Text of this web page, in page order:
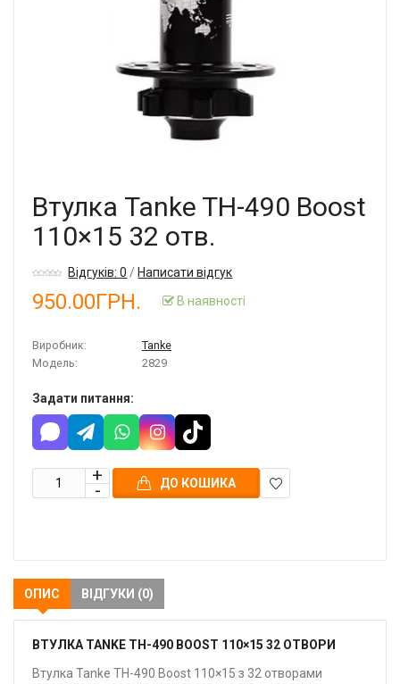
Втулка Tanke TH-490 Boost
110×15 32 отв.
Відгуків: 0 /Написати відгук
950.00ГРН. В наявності
Виробник:
Tanke
Модель:
2829
Задати питання:
ДО КОШИКА
ОПИС ВІДГУКИ (0)
ВТУЛКА TANKE TH-490 BOOST 110×15 32 ОТВОРИ
Втулка Tanke TH-490 Boost 110×15 з 32 отворами